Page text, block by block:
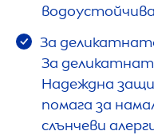
За
За
Надеждна
помага за
слънчеви